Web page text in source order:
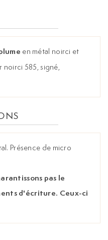
en métal noirci et
noirci 585, signé,
Présence de micro
pas le
d'écriture. Ceux-ci